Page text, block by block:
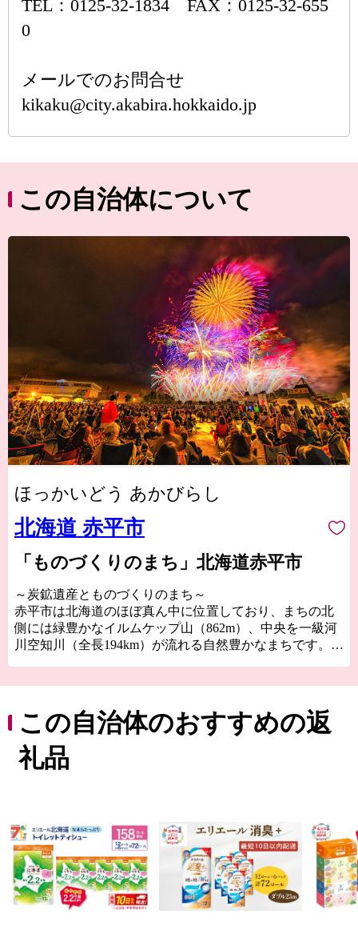
TEL：0125-32-1834 FAX：0125-32-655
0
メールでのお問合せ
kikaku@city.akabira.hokkaido.jp
この自治体について
ほっかいどう あかびらし
北海道 赤平市
「ものづくりのまち」北海道赤平市
～炭鉱遺産とものづくりのまち～
赤平市は北海道のほぼ真ん中に位置しており、まちの北
側には緑豊かなイルムケップ山（862m）、中央を一級河
川空知川（全長194km）が流れる自然豊かなまちです。
この自治体のおすすめの返
礼品